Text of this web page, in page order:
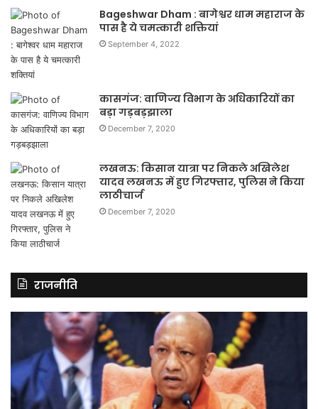
Bageshwar Dham : बागेश्वर धाम महाराज के
पास है ये चमत्कारी शक्तियां
September 4, 2022
कासगंज: वाणिज्य विभाग के अधिकारियों का
बड़ा गड़बड़झाला
December 7, 2020
लखनऊ: किसान यात्रा पर निकले अखिलेश
यादव लखनऊ में हुए गिरफ्तार, पुलिस ने किया
लाठीचार्ज
December 7, 2020
राजनीति